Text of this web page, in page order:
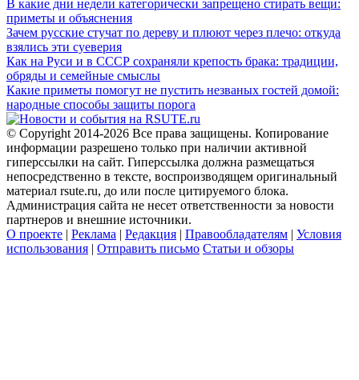
В какие дни недели категорически запрещено стирать вещи:
приметы и объяснения
Зачем русские стучат по дереву и плюют через плечо: откуда
взялись эти суеверия
Как на Руси и в СССР сохраняли крепость брака: традиции,
обряды и семейные смыслы
Какие приметы помогут не пустить незваных гостей домой:
народные способы защиты порога
© Copyright 2014-2026 Все права защищены. Копирование
информации разрешено только при наличии активной
гиперссылки на сайт. Гиперссылка должна размещаться
непосредственно в тексте, воспроизводящем оригинальный
материал rsute.ru, до или после цитируемого блока.
Администрация сайта не несет ответственности за новости
партнеров и внешние источники.
О проекте | Реклама | Редакция | Правообладателям | Условия
использования | Отправить письмо Статьи и обзоры